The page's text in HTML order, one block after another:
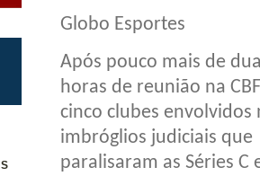
S
Globo Esportes
Após pouco mais de
horas de reunião na
cinco clubes envolvidos
imbróglios judiciais que
paralisaram as Séries C